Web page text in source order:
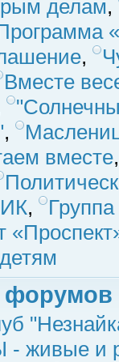
делам,
,
Вместе
,
вместе
,
форумов
живые и